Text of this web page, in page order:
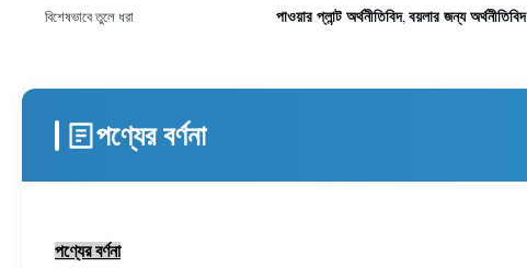
বিশেষভাবে তুলে ধরা
পাওয়ার প্লান্ট অর্থনীতিবিদ,বয়লার জন্য অর্থনীতিবিদ
পণ্যের বর্ণনা
পণ্যের বর্ণনা